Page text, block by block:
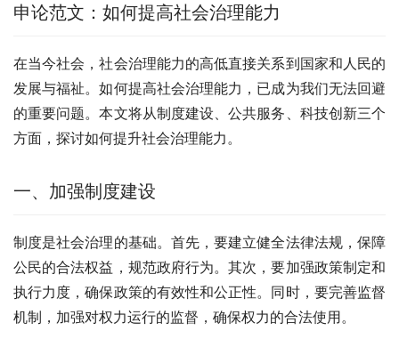
申论范文：如何提高社会治理能力
在当今社会，社会治理能力的高低直接关系到国家和人民的
发展与福祉。如何提高社会治理能力，已成为我们无法回避
的重要问题。本文将从制度建设、公共服务、科技创新三个
方面，探讨如何提升社会治理能力。
一、加强制度建设
制度是社会治理的基础。首先，要建立健全法律法规，保障
公民的合法权益，规范政府行为。其次，要加强政策制定和
执行力度，确保政策的有效性和公正性。同时，要完善监督
机制，加强对权力运行的监督，确保权力的合法使用。